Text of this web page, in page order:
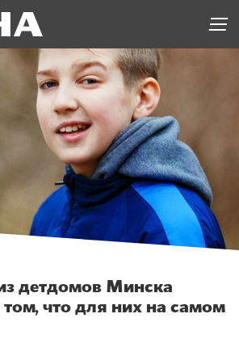
детдомов Минска
том, что для них на самом